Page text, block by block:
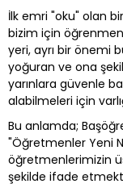
İlk emri "oku" olan
bizim için
yeri, ayrı bir önemi
yoğuran ve ona
yarınlara güvenle
alabilmeleri için
Bu anlamda;
"Öğretmenler Yeni
öğretmenlerimizin
şekilde ifade